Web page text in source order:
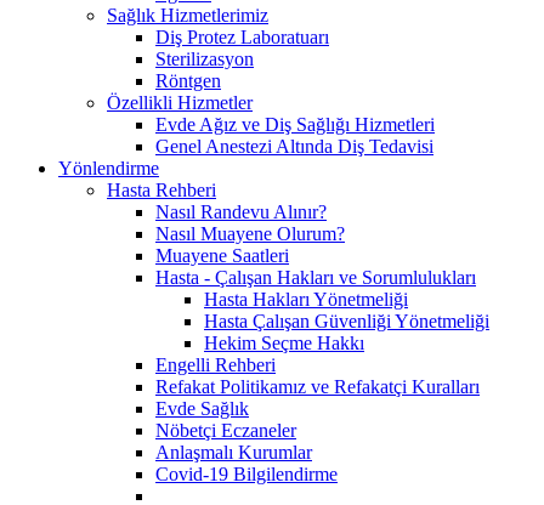
Sağlık Hizmetlerimiz
Diş Protez Laboratuarı
Sterilizasyon
Röntgen
Özellikli Hizmetler
Evde Ağız ve Diş Sağlığı Hizmetleri
Genel Anestezi Altında Diş Tedavisi
Yönlendirme
Hasta Rehberi
Nasıl Randevu Alınır?
Nasıl Muayene Olurum?
Muayene Saatleri
Hasta - Çalışan Hakları ve Sorumlulukları
Hasta Hakları Yönetmeliği
Hasta Çalışan Güvenliği Yönetmeliği
Hekim Seçme Hakkı
Engelli Rehberi
Refakat Politikamız ve Refakatçi Kuralları
Evde Sağlık
Nöbetçi Eczaneler
Anlaşmalı Kurumlar
Covid-19 Bilgilendirme